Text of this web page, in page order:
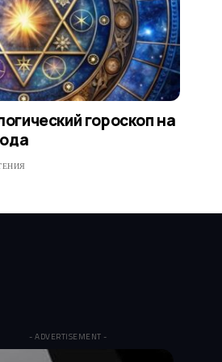
гороскоп на
- ADVERTISEMENT -